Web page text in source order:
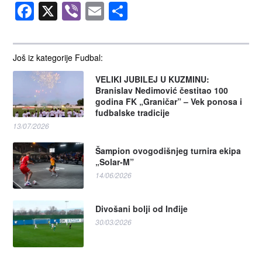
Još iz kategorije Fudbal:
VELIKI JUBILEJ U KUZMINU:
Branislav Nedimović čestitao 100
godina FK „Graničar” – Vek ponosa i
fudbalske tradicije
13/07/2026
Šampion ovogodišnjeg turnira ekipa
„Solar-M”
14/06/2026
Divošani bolji od Inđije
30/03/2026
Facebook
X Viber
Email